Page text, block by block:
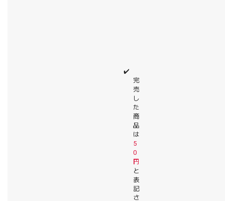
✔️
完
売
し
た
商
品
は
5
0
円
と
表
記
さ